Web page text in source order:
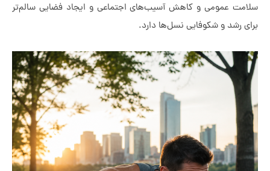
و کاهش آسیب‌های اجتماعی و ایجاد فضایی سالم‌تر
و شکوفایی نسل‌ها دارد.